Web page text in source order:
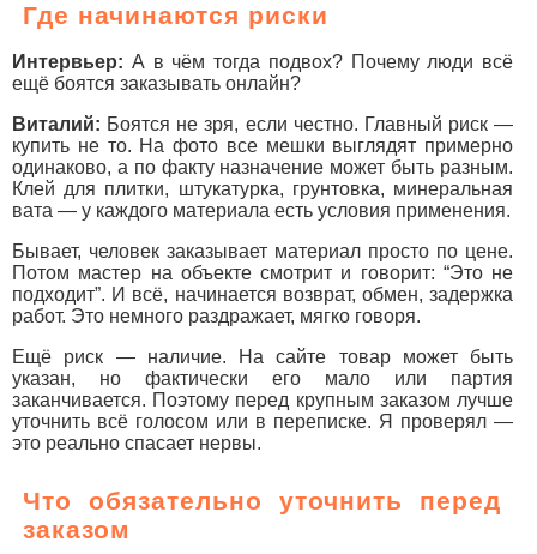
Где начинаются риски
Интервьер: А в чём тогда подвох? Почему люди всё
ещё боятся заказывать онлайн?
Виталий: Боятся не зря, если честно. Главный риск —
купить не то. На фото все мешки выглядят примерно
одинаково, а по факту назначение может быть разным.
Клей для плитки, штукатурка, грунтовка, минеральная
вата — у каждого материала есть условия применения.
Бывает, человек заказывает материал просто по цене.
Потом мастер на объекте смотрит и говорит: “Это не
подходит”. И всё, начинается возврат, обмен, задержка
работ. Это немного раздражает, мягко говоря.
Ещё риск — наличие. На сайте товар может быть
указан, но фактически его мало или партия
заканчивается. Поэтому перед крупным заказом лучше
уточнить всё голосом или в переписке. Я проверял —
это реально спасает нервы.
Что обязательно уточнить перед
заказом